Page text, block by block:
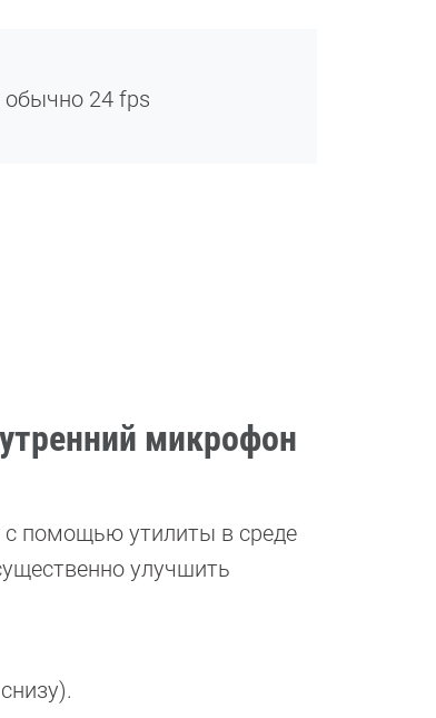
обычно 24 fps
микрофон
с помощью утилиты в среде
улучшить